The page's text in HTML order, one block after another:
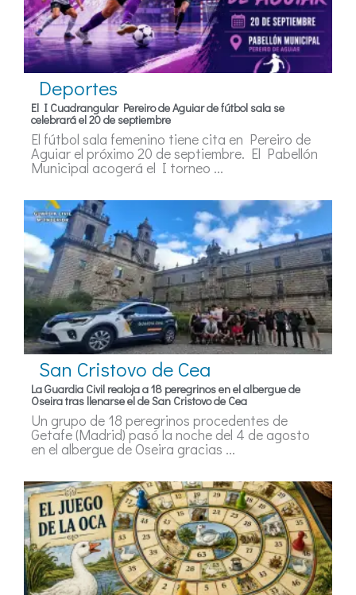
Deportes
El I Cuadrangular Pereiro de Aguiar de fútbol sala se
celebrará el 20 de septiembre
El fútbol sala femenino tiene cita en Pereiro de
Aguiar el próximo 20 de septiembre. El Pabellón
Municipal acogerá el I torneo ...
San Cristovo de Cea
La Guardia Civil realoja a 18 peregrinos en el albergue de
Oseira tras llenarse el de San Cristovo de Cea
Un grupo de 18 peregrinos procedentes de
Getafe (Madrid) pasó la noche del 4 de agosto
en el albergue de Oseira gracias ...